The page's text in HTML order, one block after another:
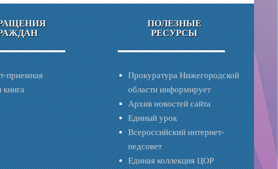
приемная
книга
ПОЛЕЗНЫЕ
РЕСУРСЫ
Прокуратура Нижегородской
области информирует
Архив новостей сайта
Единый урок
Всероссийский интернет-
педсовет
Единая коллекция ЦОР